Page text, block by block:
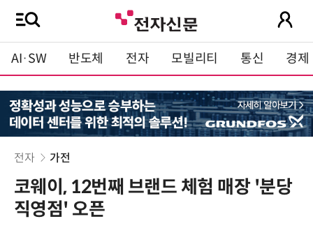
AI·SW 반도체 전자 모빌리티 통신 경제
전자 가전
코웨이, 12번째 브랜드 체험 매장 '분당
직영점' 오픈